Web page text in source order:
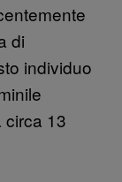
di
individuo
13